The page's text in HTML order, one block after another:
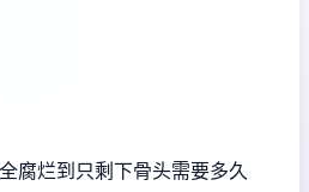
腐烂到只剩下骨头需要多久